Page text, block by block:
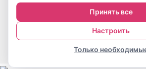
Создание
интернет-
магазинов
© Shveimarkt.ru,
2017-2026
Принять все
Настроить
Только